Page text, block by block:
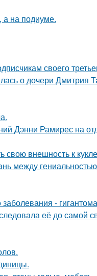
а на подиуме.
своего
о дочери Дмитрия
Дэнни Рамирес на
свою внешность к
между
-
её до самой